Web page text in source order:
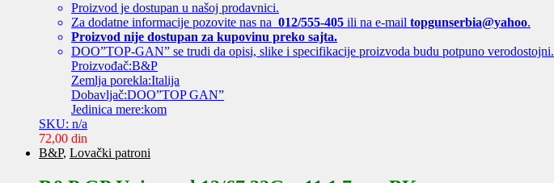
Proizvod je dostupan u našoj prodavnici.
Za dodatne informacije pozovite nas na 012/555-405 ili na e-mail topgunserbia@yahoo.
Proizvod nije dostupan za kupovinu preko sajta.
DOO”TOP-GAN” se trudi da opisi, slike i specifikacije proizvoda budu potpuno verodostojni.
Proizvođač:B&P
Zemlja porekla:Italija
Dobavljač:DOO”TOP GAN”
Jedinica mere:kom
SKU: n/a
72,00 din
B&P, Lovački patroni